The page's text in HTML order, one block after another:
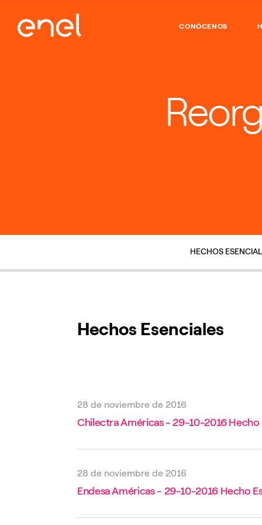
CONÓCENOS
HECHOS
Hechos Esenciales
28 de noviembre de 2016
Chilectra Américas - 29-10-2016 Hecho
28 de noviembre de 2016
Endesa Américas - 29-10-2016 Hecho